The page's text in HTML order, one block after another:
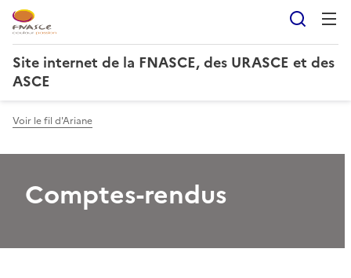
Site internet de la FNASCE, des URASCE et des
ASCE
Voir le fil d'Ariane
Comptes-rendus